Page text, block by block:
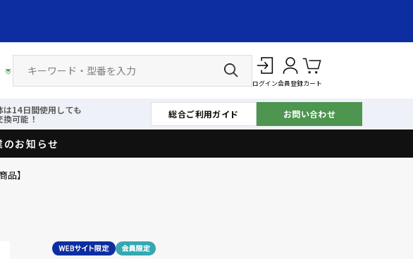
ログイン会員登録カート
は14日間使用しても
可能！ 総合ご利用ガイド お問い合わせ
お知らせ
品】